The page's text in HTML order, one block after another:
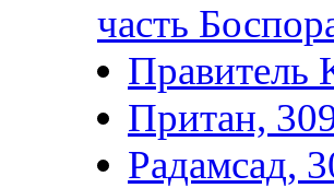
часть
Притан,
Радамсад,